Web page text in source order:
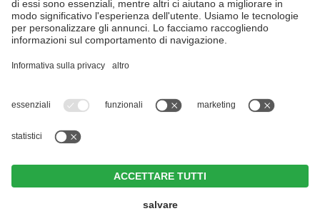
Nonostante il lavoro accurato e il costante aggiornamento dei contenuti,
posto all'organizzatore.
Trovate su queste pagine le migliori offerte escursionistiche per la